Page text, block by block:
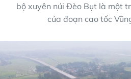
bộ xuyên núi Đèo Bụt là một
của đoạn cao tốc